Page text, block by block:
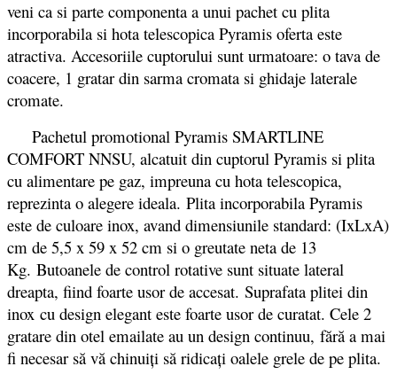
veni ca si parte componenta a unui pachet cu plita
incorporabila si hota telescopica Pyramis oferta este
atractiva. Accesoriile cuptorului sunt urmatoare: o tava de
coacere, 1 gratar din sarma cromata si ghidaje laterale
cromate.
Pachetul promotional Pyramis SMARTLINE
COMFORT NNSU, alcatuit din cuptorul Pyramis si plita
cu alimentare pe gaz, impreuna cu hota telescopica,
reprezinta o alegere ideala. Plita incorporabila Pyramis
este de culoare inox, avand dimensiunile standard: (IxLxA)
cm de 5,5 x 59 x 52 cm si o greutate neta de 13
Kg. Butoanele de control rotative sunt situate lateral
dreapta, fiind foarte usor de accesat. Suprafata plitei din
inox cu design elegant este foarte usor de curatat. Cele 2
gratare din otel emailate au un design continuu, fără a mai
fi necesar să vă chinuiţi să ridicaţi oalele grele de pe plita.